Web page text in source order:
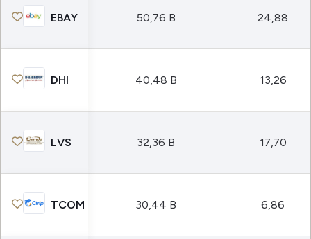
EBAY 50,76 B 24,88
DHI 40,48 B 13,26
LVS 32,36 B 17,70
TCOM 30,44 B 6,86